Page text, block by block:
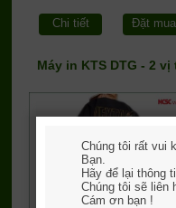
Chi tiết Đặt mua
Máy in KTS DTG - 2 vị
Chúng tôi rất vui
Bạn.
Hãy để lại thông
Chúng tôi sẽ liên
Cám ơn bạn !